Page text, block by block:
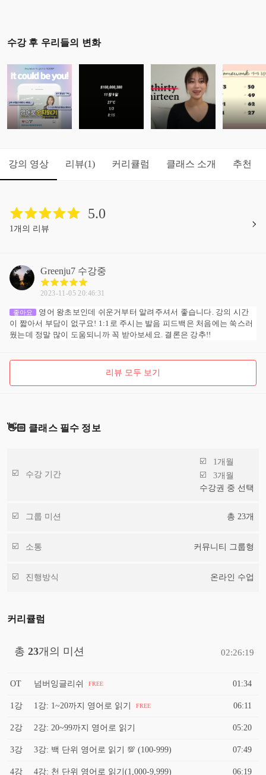
수강 후 우리들의 변화
강의 영상 리뷰(1) 커리큘럼 클래스 소개 추천
5.0
1개의 리뷰
Greenju7 수강중
2023-11-05 20:46:31
좋아요
영어 왕초보인데 쉬운거부터 알려주셔서 좋습니다. 강의 시간
이 짧아서 부담이 없구요! 1:1로 주시는 발음 피드백은 처음에는 쑥스러
웠는데 정말 많이 도움되니까 꼭 받아보세요. 결론은 강추!!
리뷰 모두 보기
👋🏻 클래스 필수 정보
수강 기간
1개월
3개월
수강권 중 선택
그룹 미션 총 23개
소통 커뮤니티 그룹형
진행방식 온라인 수업
커리큘럼
총 23개의 미션 02:26:19
OT 넘버잉글리쉬 FREE 01:34
1강 1강: 1~20까지 영어로 읽기 FREE 06:11
2강 2강: 20~99까지 영어로 읽기 05:20
3강 3강: 백 단위 영어로 읽기 💯 (100-999) 07:49
4강 4강: 천 단위 영어로 읽기(1,000-9,999) 06:19